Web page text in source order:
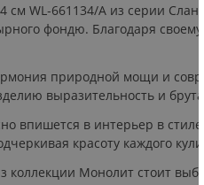
см WL‑661134/A из серии
фондю. Благодаря
природной мощи и
выразительность и
впишется в интерьер в
красоту каждого
Монолит стоит